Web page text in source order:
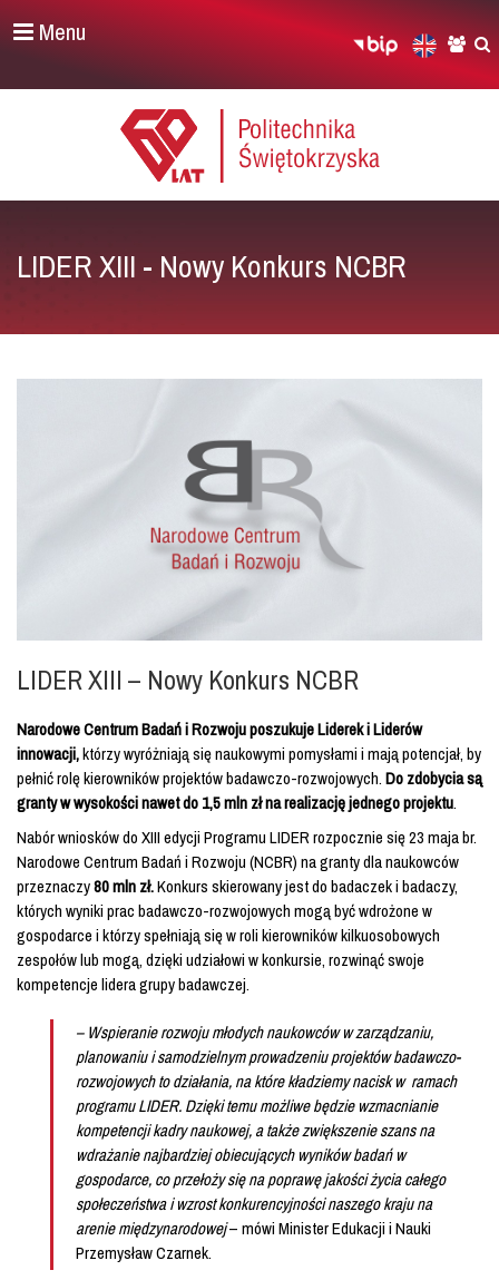
Menu
LIDER XIII - Nowy Konkurs NCBR
LIDER XIII – Nowy Konkurs NCBR
Narodowe Centrum Badań i Rozwoju poszukuje Liderek i Liderów
innowacji,którzy wyróżniają się naukowymi pomysłami i mają potencjał, by
pełnić rolę kierowników projektów badawczo-rozwojowych.Do zdobycia są
granty w wysokości nawet do 1,5 mln zł na realizację jednego projektu.
Nabór wniosków do XIII edycji Programu LIDER rozpocznie się 23 maja br.
Narodowe Centrum Badań i Rozwoju (NCBR) na granty dla naukowców
przeznaczy80 mln zł.Konkurs skierowany jest do badaczek i badaczy,
których wyniki prac badawczo-rozwojowych mogą być wdrożone w
gospodarce i którzy spełniają się w roli kierowników kilkuosobowych
zespołów lub mogą, dzięki udziałowi w konkursie, rozwinąć swoje
kompetencje lidera grupy badawczej.
– Wspieranie rozwoju młodych naukowców w zarządzaniu,
planowaniu i samodzielnym prowadzeniu projektów badawczo-
rozwojowych to działania, na które kładziemy nacisk w ramach
programu LIDER. Dzięki temu możliwe będzie wzmacnianie
kompetencji kadry naukowej, a także zwiększenie szans na
wdrażanie najbardziej obiecujących wyników badań w
gospodarce, co przełoży się na poprawę jakości życia całego
społeczeństwa i wzrost konkurencyjności naszego kraju na
arenie międzynarodowej– mówi Minister Edukacji i Nauki
Przemysław Czarnek.